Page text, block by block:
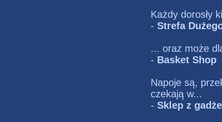
Każdy dorosły
- Strefa
... oraz może
- Basket Shop
Napoje są,
czekają w...
- Sklep z